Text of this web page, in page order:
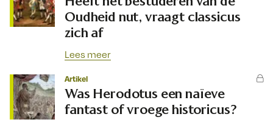
Oudheid nut, vraagt classicus
zich af
Lees meer
Artikel
Was Herodotus een naïeve
fantast of vroege historicus?